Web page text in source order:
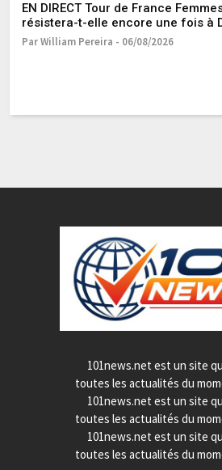
EN DIRECT Tour de France
résistera-t-elle encore une fois à
Suivez la 6e étape avec nous
Par William Pereira - 06/08/2026
101news.net est un site
toutes les actualités du
101news.net est un site
toutes les actualités du
101news.net est un site
toutes les actualités du